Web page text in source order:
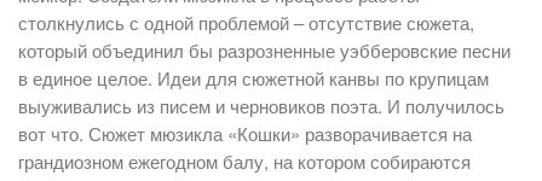
столкнулись с одной проблемой – отсутствие сюжета,
который объединил бы разрозненные уэбберовские песни
в единое целое. Идеи для сюжетной канвы по крупицам
выуживались из писем и черновиков поэта. И получилось
вот что. Сюжет мюзикла «Кошки» разворачивается на
грандиозном ежегодном балу, на котором собираются